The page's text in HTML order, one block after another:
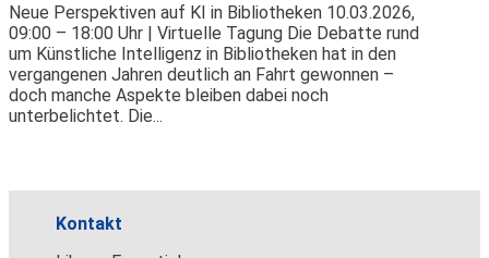
Neue Perspektiven auf KI in Bibliotheken 10.03.2026,
09:00 – 18:00 Uhr | Virtuelle Tagung Die Debatte rund
um Künstliche Intelligenz in Bibliotheken hat in den
vergangenen Jahren deutlich an Fahrt gewonnen –
doch manche Aspekte bleiben dabei noch
unterbelichtet. Die...
Kontakt